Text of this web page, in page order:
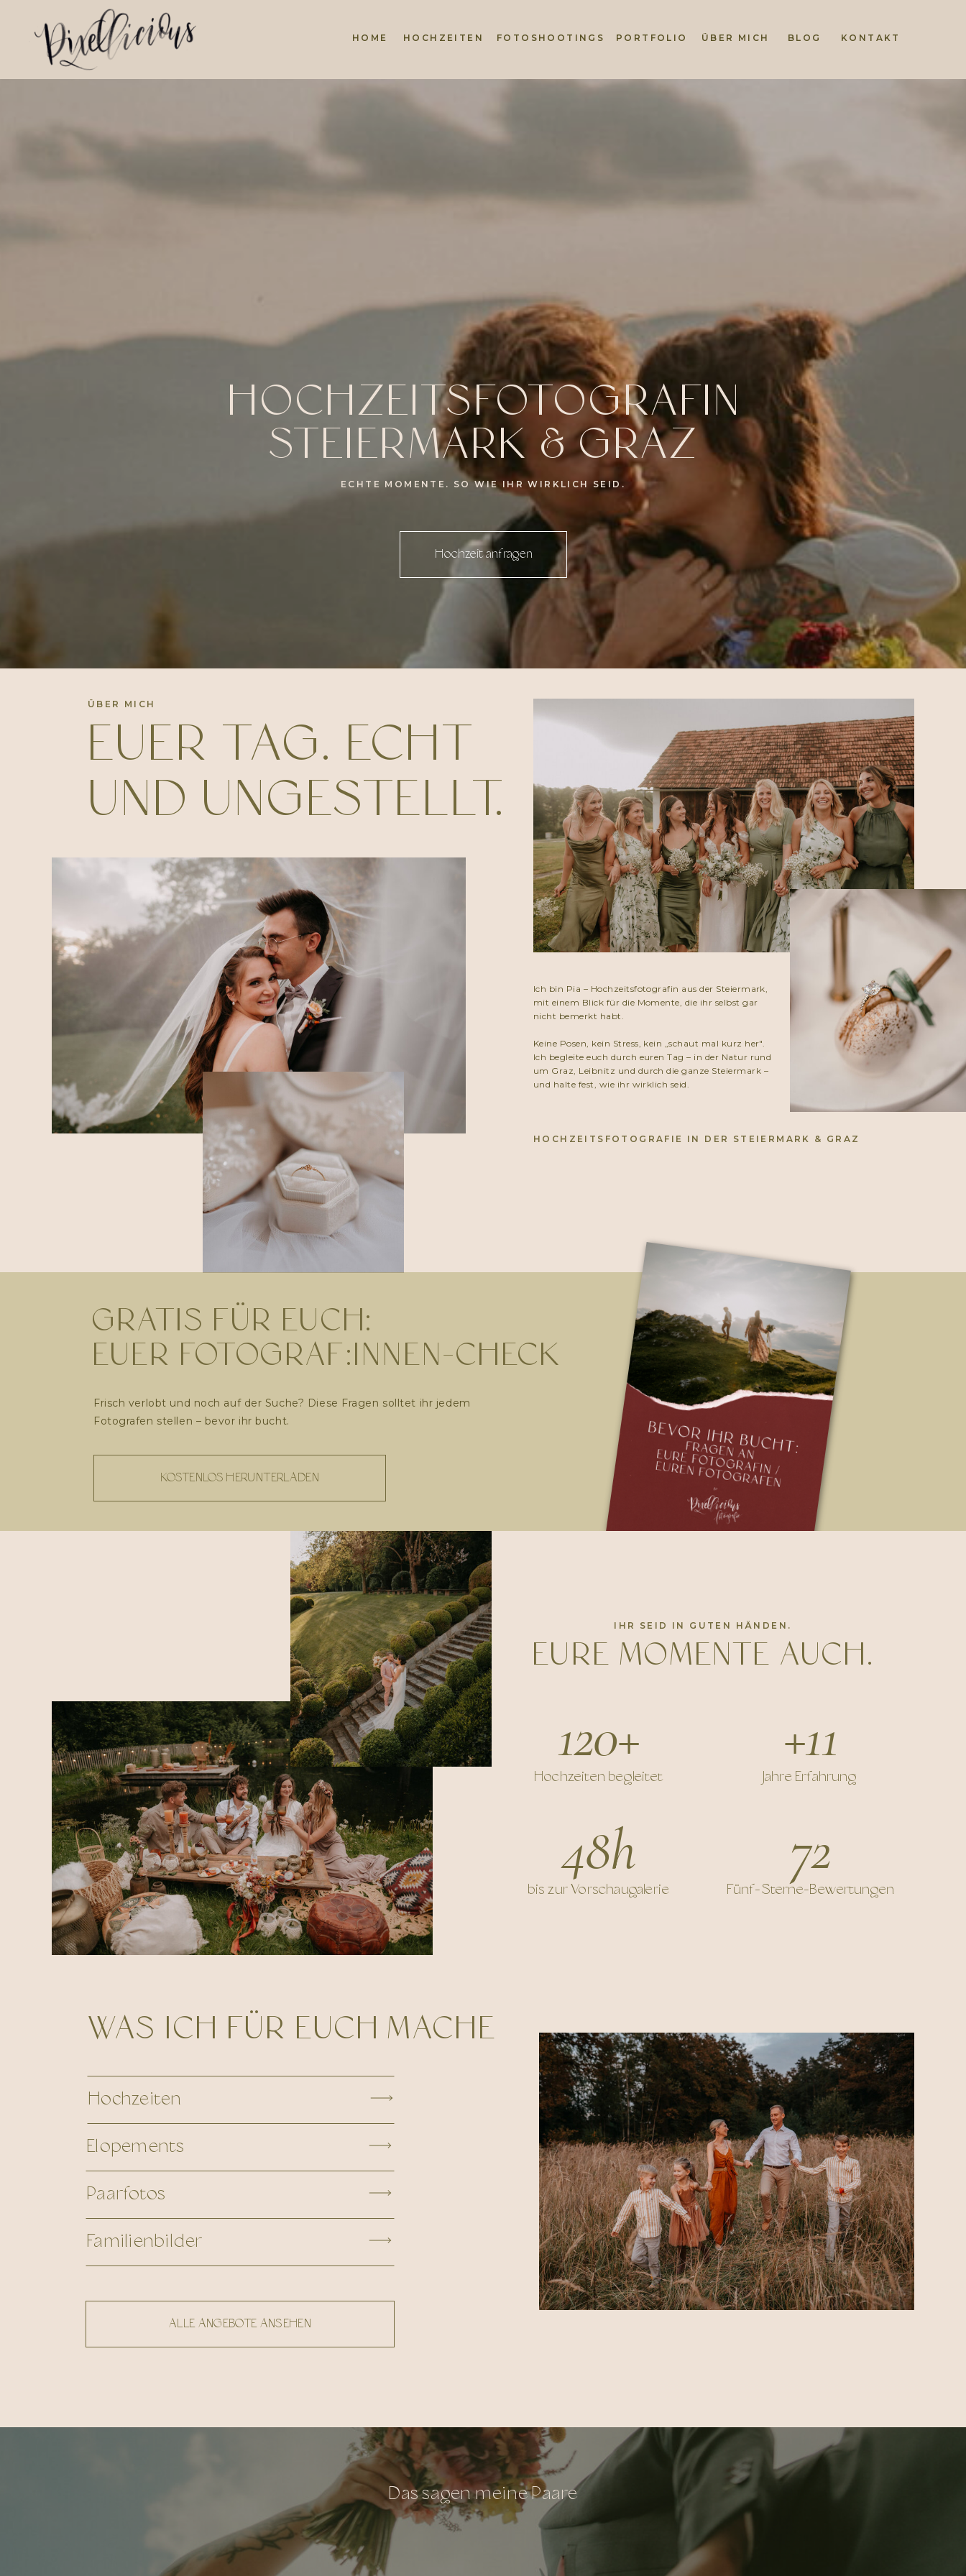
KONTAKT
HOCHZEITEN FOTOSHOOTINGS PORTFOLIO ÜBER MICH BLOG
HOME
HOCHZEITSFOTOGRAFIN
STEIERMARK & GRAZ
ECHTE MOMENTE. SO WIE IHR WIRKLICH SEID.
Hochzeit anfragen
Ich bin Pia – Hochzeitsfotografin aus der Steiermark,
mit einem Blick für die Momente, die ihr selbst gar
nicht bemerkt habt.
Keine Posen, kein Stress, kein „schaut mal kurz her".
Ich begleite euch durch euren Tag – in der Natur rund
um Graz, Leibnitz und durch die ganze Steiermark –
und halte fest, wie ihr wirklich seid.
EUER TAG. ECHT
UND UNGESTELLT.
ÜBER MICH
HOCHZEITSFOTOGRAFIE IN DER STEIERMARK & GRAZ
Frisch verlobt und noch auf der Suche? Diese Fragen solltet ihr jedem
Fotografen stellen – bevor ihr bucht.
GRATIS FÜR EUCH:
EUER FOTOGRAF:INNEN-CHECK
KOSTENLOS HERUNTERLADEN
Fünf-Sterne-Bewertungen
72
bis zur Vorschaugalerie
48h
Jahre Erfahrung
+11
Hochzeiten begleitet
120+
EURE MOMENTE AUCH.
IHR SEID IN GUTEN HÄNDEN.
ALLE ANGEBOTE ANSEHEN
Familienbilder
Paarfotos
Elopements
Hochzeiten
WAS ICH FÜR EUCH MACHE
Das sagen meine Paare